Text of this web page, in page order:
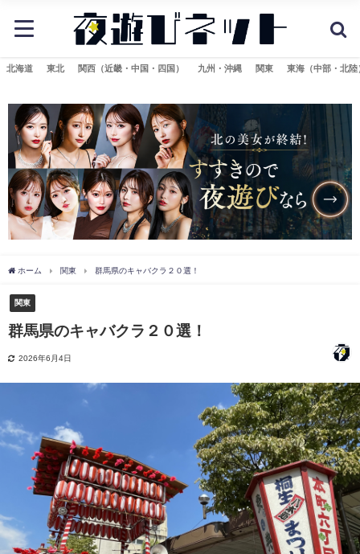
北海道 東北 関西（近畿・中国・四国） 九州・沖縄 関東 東海（中部・北陸
ホーム 関東 群馬県のキャバクラ２０選！
関東
群馬県のキャバクラ２０選！
2026年6月4日